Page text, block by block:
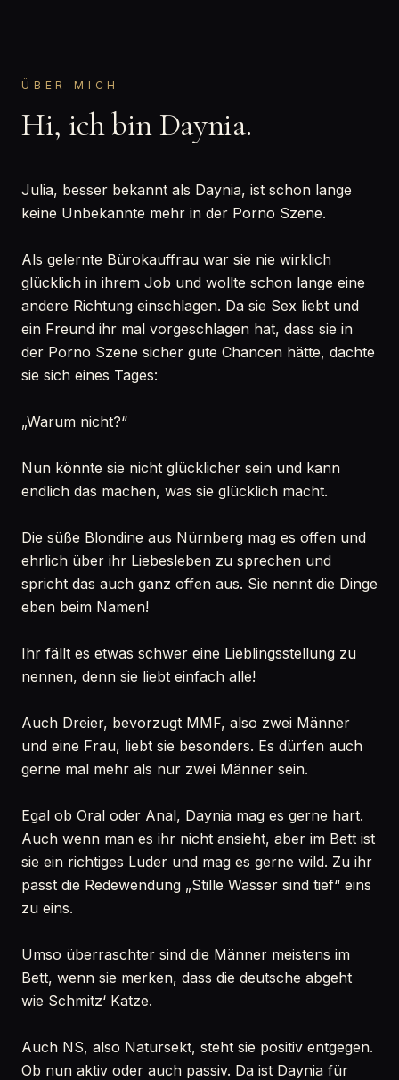
ÜBER MICH
Hi, ich bin Daynia.
Julia, besser bekannt als Daynia, ist schon lange
keine Unbekannte mehr in der Porno Szene.
Als gelernte Bürokauffrau war sie nie wirklich
glücklich in ihrem Job und wollte schon lange eine
andere Richtung einschlagen. Da sie Sex liebt und
ein Freund ihr mal vorgeschlagen hat, dass sie in
der Porno Szene sicher gute Chancen hätte, dachte
sie sich eines Tages:
„Warum nicht?“
Nun könnte sie nicht glücklicher sein und kann
endlich das machen, was sie glücklich macht.
Die süße Blondine aus Nürnberg mag es offen und
ehrlich über ihr Liebesleben zu sprechen und
spricht das auch ganz offen aus. Sie nennt die Dinge
eben beim Namen!
Ihr fällt es etwas schwer eine Lieblingsstellung zu
nennen, denn sie liebt einfach alle!
Auch Dreier, bevorzugt MMF, also zwei Männer
und eine Frau, liebt sie besonders. Es dürfen auch
gerne mal mehr als nur zwei Männer sein.
Egal ob Oral oder Anal, Daynia mag es gerne hart.
Auch wenn man es ihr nicht ansieht, aber im Bett ist
sie ein richtiges Luder und mag es gerne wild. Zu ihr
passt die Redewendung „Stille Wasser sind tief“ eins
zu eins.
Umso überraschter sind die Männer meistens im
Bett, wenn sie merken, dass die deutsche abgeht
wie Schmitz‘ Katze.
Auch NS, also Natursekt, steht sie positiv entgegen.
Ob nun aktiv oder auch passiv. Da ist Daynia für